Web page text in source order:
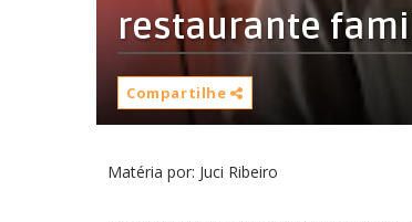
restaurante
Compartilhe
Matéria por: Juci Ribeiro